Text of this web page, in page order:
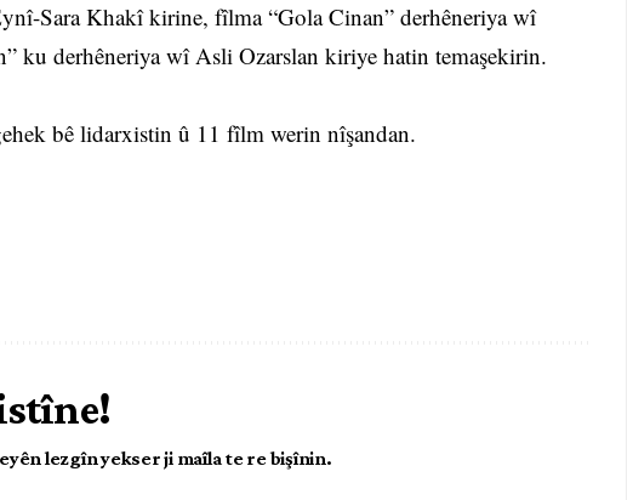
Sara Khakî kirine, fîlma “Gola Cinan” derhêneriya wî
ku derhêneriya wî Asli Ozarslan kiriye hatin temaşekirin.
bê lidarxistin û 11 fîlm werin nîşandan.
lezgîn yekser ji maîla te re bişînin.